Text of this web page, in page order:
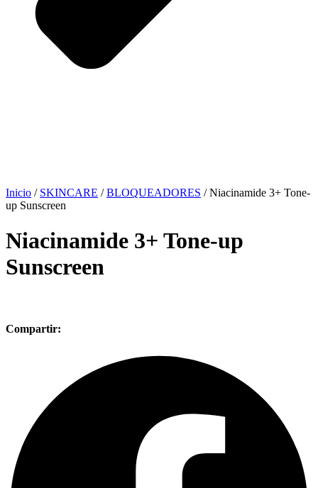
Inicio / SKINCARE /BLOQUEADORES / Niacinamide 3+ Tone-
up Sunscreen
Niacinamide 3+ Tone-up
Sunscreen
Compartir: